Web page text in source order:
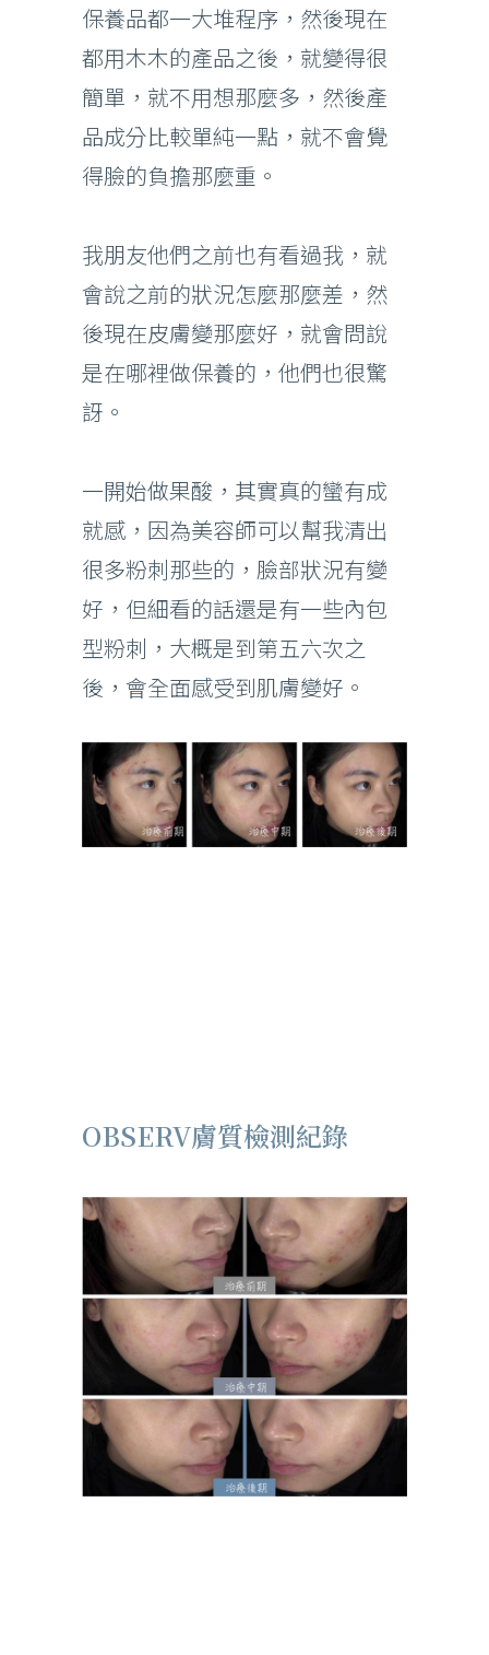
保養品都一大堆程序，然後現在
都用木木的產品之後，就變得很
簡單，就不用想那麼多，然後產
品成分比較單純一點，就不會覺
得臉的負擔那麼重。
我朋友他們之前也有看過我，就
會說之前的狀況怎麼那麼差，然
後現在皮膚變那麼好，就會問說
是在哪裡做保養的，他們也很驚
訝。
一開始做果酸，其實真的蠻有成
就感，因為美容師可以幫我清出
很多粉刺那些的，臉部狀況有變
好，但細看的話還是有一些內包
型粉刺，大概是到第五六次之
後，會全面感受到肌膚變好。
OBSERV膚質檢測紀錄